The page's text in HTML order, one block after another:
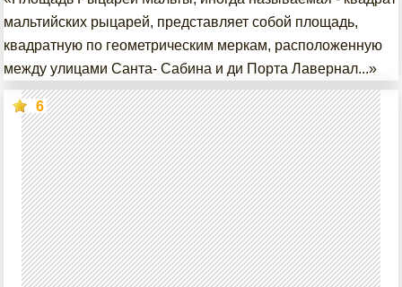
мальтийских рыцарей, представляет собой площадь,
квадратную по геометрическим меркам, расположенную
между улицами Санта- Сабина и ди Порта Лавернал...»
6